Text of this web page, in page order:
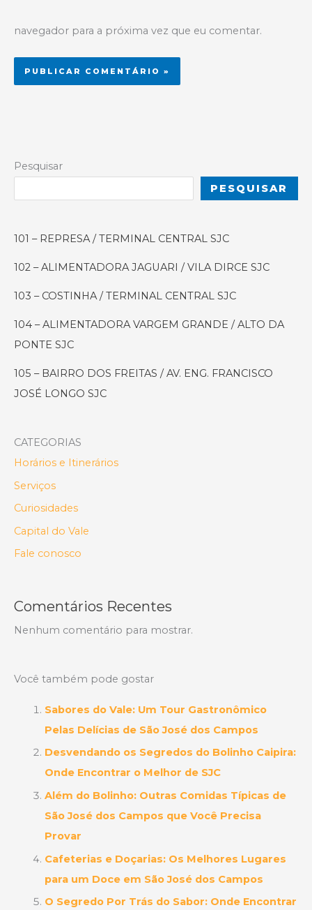
navegador para a próxima vez que eu comentar.
Pesquisar
PESQUISAR
101 – REPRESA / TERMINAL CENTRAL SJC
102 – ALIMENTADORA JAGUARI / VILA DIRCE SJC
103 – COSTINHA / TERMINAL CENTRAL SJC
104 – ALIMENTADORA VARGEM GRANDE / ALTO DA
PONTE SJC
105 – BAIRRO DOS FREITAS / AV. ENG. FRANCISCO
JOSÉ LONGO SJC
CATEGORIAS
Horários e Itinerários
Serviços
Curiosidades
Capital do Vale
Fale conosco
Comentários Recentes
Nenhum comentário para mostrar.
Você também pode gostar
Sabores do Vale: Um Tour Gastronômico
Pelas Delícias de São José dos Campos
Desvendando os Segredos do Bolinho Caipira:
Onde Encontrar o Melhor de SJC
Além do Bolinho: Outras Comidas Típicas de
São José dos Campos que Você Precisa
Provar
Cafeterias e Doçarias: Os Melhores Lugares
para um Doce em São José dos Campos
O Segredo Por Trás do Sabor: Onde Encontrar